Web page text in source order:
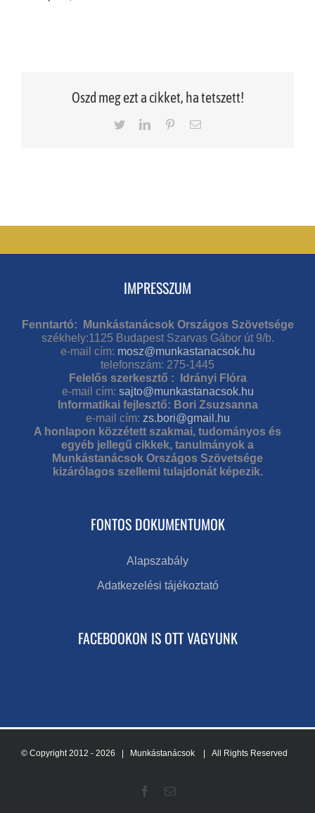
Oszd meg ezt a cikket, ha tetszett!
TwitterLinkedInPinterestEmail
IMPRESSZUM
Fenntartó: Munkástanácsok Országos Szövetsége
székhely:1125 Budapest Szarvas Gábor út 9/b.
e-mail cím: mosz@munkastanacsok.hu
telefonszám: 275-1445
Felelős szerkesztő : Idrányi Flóra
e-mail cím: sajto@munkastanacsok.hu
Informatikai fejlesztő: Bori Zsuzsanna
e-mail cím: zs.bori@gmail.hu
A honlapon közzétett szakmai, tudományos és
egyéb jellegű cikkek, tanulmányok a
Munkástanácsok Országos Szövetsége
kizárólagos szellemi tulajdonát képezik.
FONTOS DOKUMENTUMOK
Alapszabály
Adatkezelési tájékoztató
FACEBOOKON IS OTT VAGYUNK
© Copyright 2012 - 2026 | Munkástanácsok | All Rights Reserved
Facebook
Email